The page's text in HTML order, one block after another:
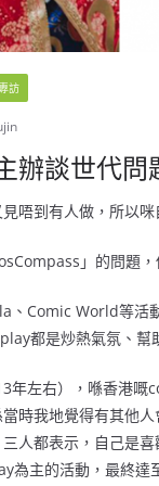
訪
辦談世代
見唔到有人做，所以
」的問題
、Comic World等
都是炒熱氣氛、
年左右），喺香港
時我地覺得有其他
人都表示，自己是
為主的活動，最終達